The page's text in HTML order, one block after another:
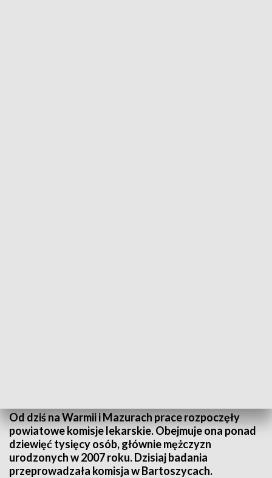
Od dziś na Warmii i Mazurach prace rozpoczęły
powiatowe komisje lekarskie. Obejmuje ona ponad
dziewięć tysięcy osób, głównie mężczyzn
urodzonych w 2007 roku. Dzisiaj badania
przeprowadzała komisja w Bartoszycach.